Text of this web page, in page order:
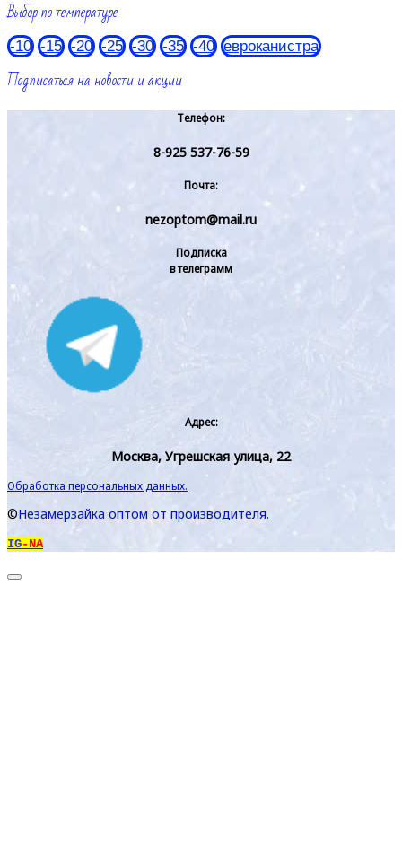
Выбор по температуре
-10 -15 -20 -25 -30 -35 -40 евроканистра
Подписаться на новости и акции
Телефон:
8-925 537-76-59
Почта:
nezoptom@mail.ru
Подписка
в телеграмм
Адрес:
Москва, Угрешская улица, 22
Обработка персональных данных.
©Незамерзайка оптом от производителя.
IG-NA